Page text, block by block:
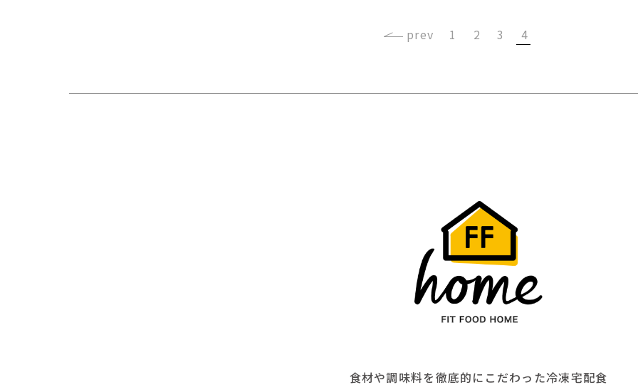
‹ 1 2 3 4
食材や調味料を徹底的にこだわった冷凍宅配食